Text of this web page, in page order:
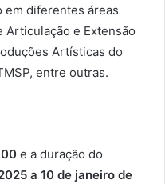
diferentes áreas
Articulação e Extensão
Artísticas do
entre outras.
e a duração do
a 10 de janeiro de